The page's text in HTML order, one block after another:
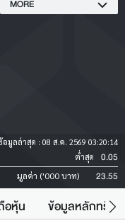
MORE
อมูลล่าสุด : 08 ส.ค. 2569 03:20:14
ต่ำสุด 0.05
มูลค่า ('000 บาท) 23.55
อหุ้น ข้อมูลหลักทรัพย์